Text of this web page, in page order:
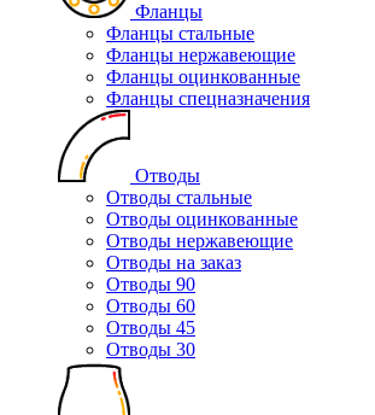
Фланцы
Фланцы стальные
Фланцы нержавеющие
Фланцы оцинкованные
Фланцы спецназначения
Отводы
Отводы стальные
Отводы оцинкованные
Отводы нержавеющие
Отводы на заказ
Отводы 90
Отводы 60
Отводы 45
Отводы 30